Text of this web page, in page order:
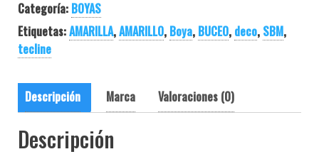
Categoría: BOYAS
Etiquetas:AMARILLA,AMARILLO, Boya, BUCEO, deco, SBM,
tecline
Descripción Marca Valoraciones (0)
Descripción